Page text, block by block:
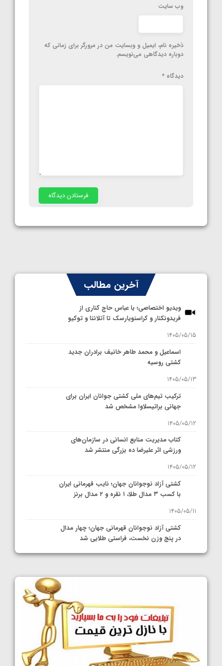
وب‌ سایت
ذخیره نام، ایمیل و وبسایت من در مرورگر برای زمانی که
دوباره دیدگاهی می‌نویسم.
دیدگاه *
آخرین مطالب
ویدیو اختصاصی؛ با عباس حاج کناری از
فریدونکنار و کراسنویارسک تا آتلانتا و توکیو
1405/05/15
اسماعیل و محمد طاهر خانیف برادران جدید
کشتی روسیه
1405/05/13
ترکیب تیم‌های ملی کشتی جوانان ایران برای
جهانی براتیسلاوا مشخص شد
1405/05/12
کتاب مدیریت منابع انسانی در سازمان‌های
ورزشی اثر علیرضا ده بزرگی منتشر شد
1405/05/12
کشتی آزاد نوجوانان جهان؛ نایب قهرمانی ایران
با کسب ۳ مدال طلا، ۱ نقره و ۲ مدال برنز
1405/05/11
کشتی آزاد نوجوانان قهرمانی جهان؛ چهار مدال
در پنج وزن نخست، فراستی طلایی شد
1405/05/11
کشتی آزاد نوجوانان جهان؛ رقبای نمایندگان
ایران مشخص شدند
1405/05/08
کشتی فرنگی نوجوانان جهان؛ سکوی تیمی